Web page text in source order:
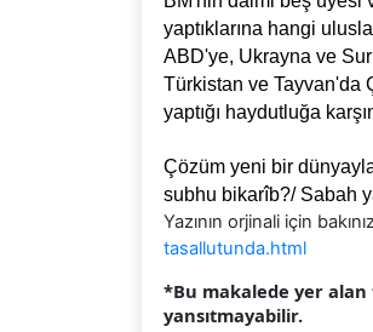
yaptıklarına hangi
ABD'ye, Ukrayna ve
Türkistan ve Tayvan'da
yaptığı haydutluğa
Çözüm yeni bir
subhu bikarîb?/ Sabah
Yazının orjinali için
tasallutunda.html
*Bu makalede yer
yansıtmayabilir.